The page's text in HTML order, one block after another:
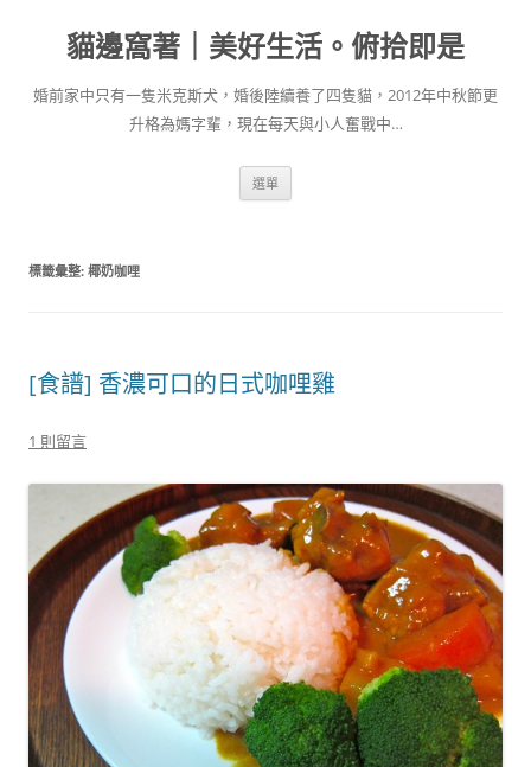
容
貓邊窩著｜美好生活。俯拾即是
婚前家中只有一隻米克斯犬，婚後陸續養了四隻貓，2012年中秋節更
升格為媽字輩，現在每天與小人奮戰中…
選單
標籤彙整: 椰奶咖哩
[食譜] 香濃可口的日式咖哩雞
1 則留言